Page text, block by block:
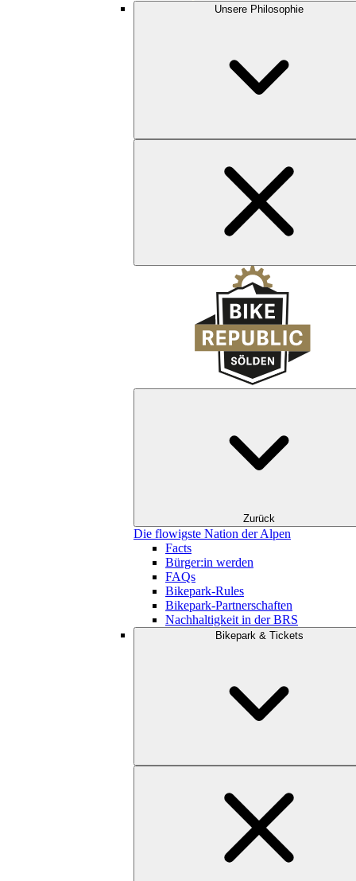
Unsere Philosophie
Zurück
Die flowigste Nation der Alpen
Facts
Bürger:in werden
FAQs
Bikepark-Rules
Bikepark-Partnerschaften
Nachhaltigkeit in der BRS
Bikepark & Tickets